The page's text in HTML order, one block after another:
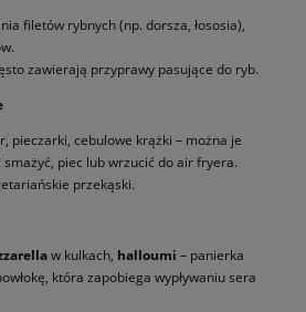
filetów rybnych (np. dorsza, łososia),
zawierają przyprawy pasujące do ryb.
pieczarki, cebulowe krążki – można je
piec lub wrzucić do air fryera.
przekąski.
w kulkach, halloumi – panierka
która zapobiega wypływaniu sera